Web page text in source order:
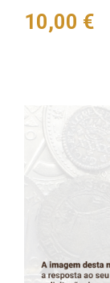
Preço
10,00 €